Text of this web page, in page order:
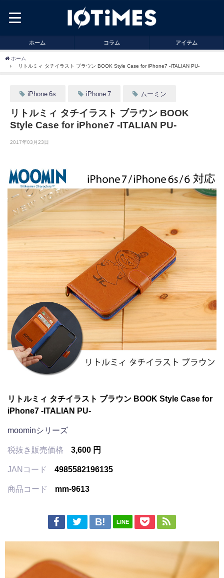
ホーム コラム アイテム
ホーム
リトルミィ タチイラスト ブラウン BOOK Style Case for iPhone7 -ITALIAN PU-
iPhone 6s iPhone 7 ムーミン
リトルミィ タチイラスト ブラウン BOOK
Style Case for iPhone7 -ITALIAN PU-
2017年03月23日
リトルミィ タチイラスト ブラウン BOOK Style Case for
iPhone7 -ITALIAN PU-
moominシリーズ
税抜き販売価格 3,600 円
JANコード 4985582196135
商品コード mm-9613
LINE